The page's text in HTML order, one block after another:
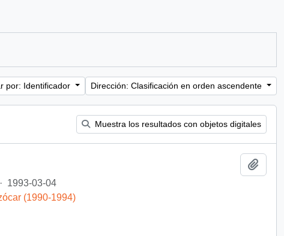
por: Identificador Dirección: Clasificación en orden ascendente
Muestra los resultados con objetos digitales
· 1993-03-04
(1990-1994)